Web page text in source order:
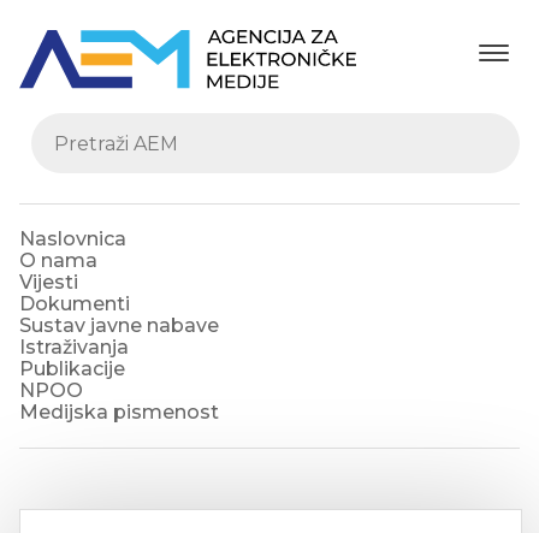
Naslovnica
O nama
Vijesti
Dokumenti
Sustav javne nabave
Istraživanja
Publikacije
NPOO
Medijska pismenost